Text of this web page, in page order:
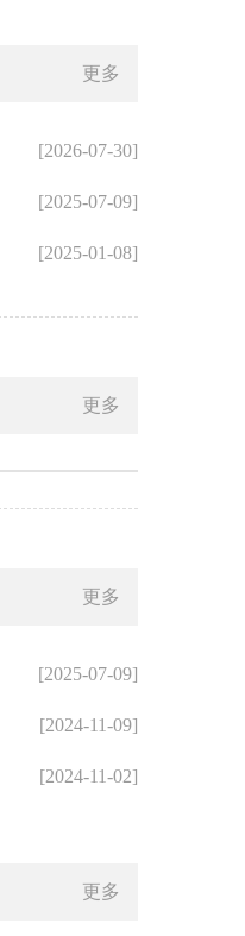
更多
[2026-07-30]
[2025-07-09]
[2025-01-08]
更多
更多
[2025-07-09]
[2024-11-09]
[2024-11-02]
更多